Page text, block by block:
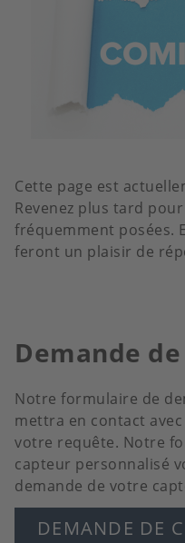
Cette page est
Revenez plus tard
fréquemment posées.
feront un plaisir de
Demande
Notre formulaire de
mettra en contact
votre requête. Notre
capteur personnalisé
demande de votre
DEMANDE DE